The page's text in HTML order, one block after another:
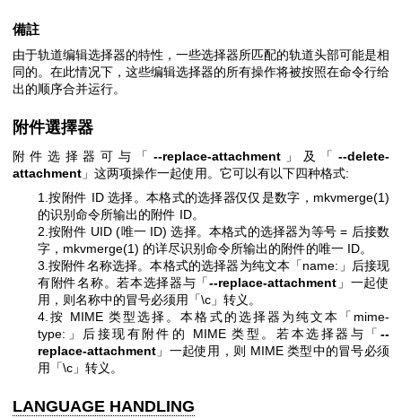
備註
由于轨道编辑选择器的特性，一些选择器所匹配的轨道头部可能是相
同的。在此情况下，这些编辑选择器的所有操作将被按照在命令行给
出的顺序合并运行。
附件選擇器
附件选择器可与「 --replace-attachment」及「--delete-
attachment 」这两项操作一起使用。它可以有以下四种格式:
1.按附件 ID 选择。本格式的选择器仅仅是数字， mkvmerge(1)
的识别命令所输出的附件 ID。
2.按附件 UID (唯一 ID) 选择。本格式的选择器为等号 = 后接数
字， mkvmerge(1) 的详尽识别命令所输出的附件的唯一 ID。
3.按附件名称选择。本格式的选择器为纯文本「name:」后接现
有附件名称。若本选择器与「--replace-attachment 」一起使
用，则名称中的冒号必须用「\c」转义。
4.按 MIME 类型选择。本格式的选择器为纯文本「mime-
type:」后接现有附件的 MIME 类型。若本选择器与「 --
replace-attachment 」一起使用，则 MIME 类型中的冒号必须
用「\c」转义。
LANGUAGE HANDLING